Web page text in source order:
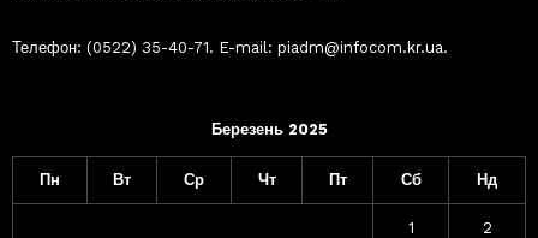
Телефон: (0522) 35-40-71. E-mail: piadm@infocom.kr.ua.
Березень 2025
Пн Вт Ср Чт Пт Сб Нд
1 2